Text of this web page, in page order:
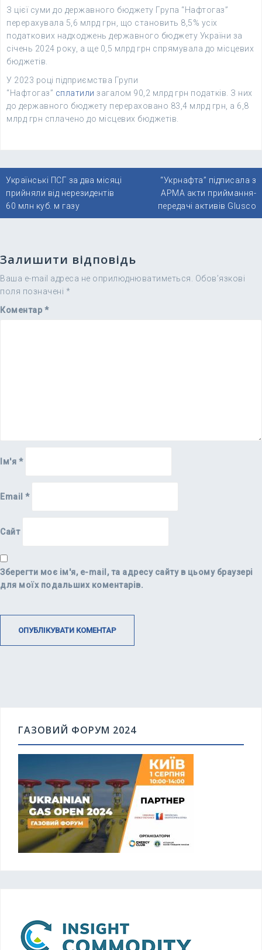
З цієї суми до державного бюджету Група “Нафтогаз”
перерахувала 5,6 млрд грн, що становить 8,5% усіх
податкових надходжень державного бюджету України за
січень 2024 року, а ще 0,5 млрд грн спрямувала до місцевих
бюджетів.
У 2023 році підприємства Групи
“Нафтогаз” сплатили загалом 90,2 млрд грн податків. З них
до державного бюджету перераховано 83,4 млрд грн, а 6,8
млрд грн сплачено до місцевих бюджетів.
Навігація
записів
Українські ПСГ за два місяці
прийняли від нерезидентів
60 млн куб. м газу
“Укрнафта” підписала з
АРМА акти приймання-
передачі активів Glusco
Залишити відповідь
Ваша e-mail адреса не оприлюднюватиметься.
Обов’язкові
поля позначені *
Коментар *
Ім'я *
Email *
Сайт
Зберегти моє ім'я, e-mail, та адресу сайту в цьому браузері
для моїх подальших коментарів.
ГАЗОВИЙ ФОРУМ 2024